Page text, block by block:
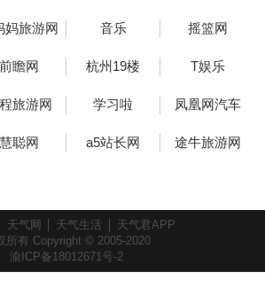
妈旅游网 音乐 摇篮网
前瞻网 杭州19楼 T娱乐
旅游网 学习啦 凤凰网汽车
慧聪网 a5站长网 途牛旅游网
天气网 天气生活
天气君APP
所有 Copyright © 2005-2020
渝ICP备18012671号-2